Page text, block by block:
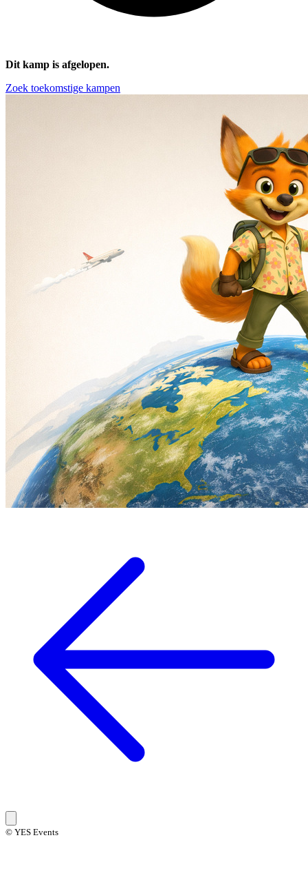
Dit kamp is afgelopen.
Zoek toekomstige kampen
© YES Events